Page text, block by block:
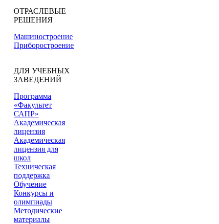
ОТРАСЛЕВЫЕ
РЕШЕНИЯ
Машиностроение
Приборостроение
ДЛЯ УЧЕБНЫХ
ЗАВЕДЕНИЙ
Программа
«Факультет
САПР»
Академическая
лицензия
Академическая
лицензия для
школ
Техническая
поддержка
Обучение
Конкурсы и
олимпиады
Методические
материалы